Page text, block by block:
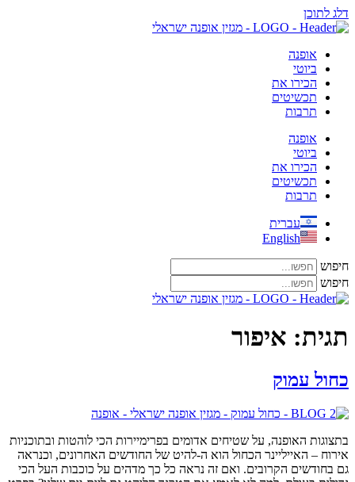
דלג לתוכן
אופנה
ביוטי
הכירו את
תכשיטים
תרבות
אופנה
ביוטי
הכירו את
תכשיטים
תרבות
עברית
English
חיפוש
חיפוש
תגית: איפור
כחול עמוק
בתצוגות האופנה, על שטיחים אדומים בפרימיירות הכי לוהטות ובתוכניות
אירוח – האייליינר הכחול הוא ה-להיט של החודשים האחרונים, וכנראה
גם בחודשים הקרובים. ואם זה נראה כל כך מדהים על כוכבות העל הכי